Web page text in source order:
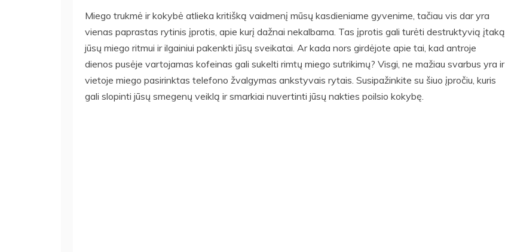
Miego trukmė ir kokybė atlieka kritišką vaidmenį mūsų kasdieniame gyvenime, tačiau vis dar yra
vienas paprastas rytinis įprotis, apie kurį dažnai nekalbama. Tas įprotis gali turėti destruktyvią įtaką
jūsų miego ritmui ir ilgainiui pakenkti jūsų sveikatai. Ar kada nors girdėjote apie tai, kad antroje
dienos pusėje vartojamas kofeinas gali sukelti rimtų miego sutrikimų? Visgi, ne mažiau svarbus yra ir
vietoje miego pasirinktas telefono žvalgymas ankstyvais rytais. Susipažinkite su šiuo įpročiu, kuris
gali slopinti jūsų smegenų veiklą ir smarkiai nuvertinti jūsų nakties poilsio kokybę.